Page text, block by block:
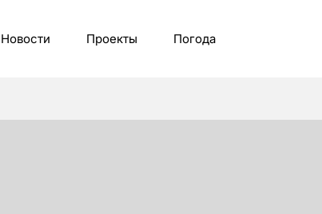
Новости Проекты Погода